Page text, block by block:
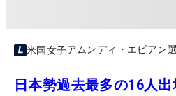
米国女子アムンディ・エビアン
日本勢過去最多の16人